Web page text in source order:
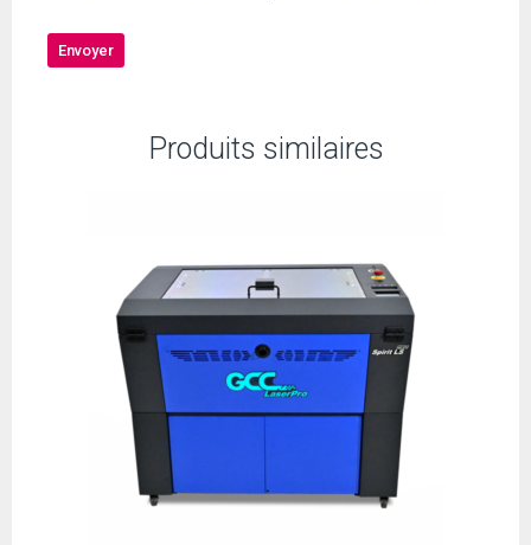
Envoyer
Produits similaires